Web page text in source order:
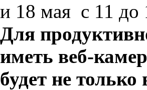
и 18 мая с 11 до
Для
иметь веб-
будет не